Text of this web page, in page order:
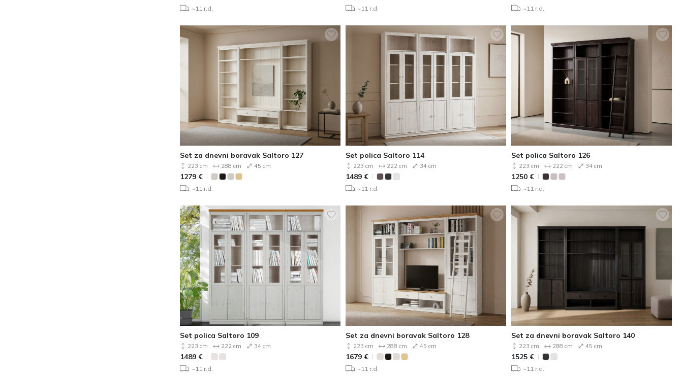
~11 r.d. ~11 r.d. ~11 r.d.
Set za dnevni boravak Saltoro 127
223 cm 288 cm 45 cm
1279 €
~11 r.d.
Set polica Saltoro 114
223 cm 222 cm 34 cm
1489 €
~11 r.d.
Set polica Saltoro 126
223 cm 222 cm 34 cm
1250 €
~11 r.d.
Set polica Saltoro 109
223 cm 222 cm 34 cm
1489 €
~11 r.d.
Set za dnevni boravak Saltoro 128
223 cm 288 cm 45 cm
1679 €
~11 r.d.
Set za dnevni boravak Saltoro 140
223 cm 288 cm 45 cm
1525 €
~11 r.d.